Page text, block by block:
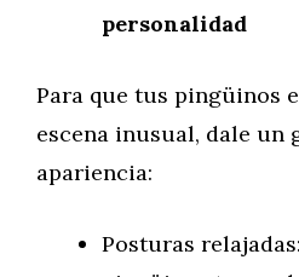
personalidad
Para que tus pingüinos
escena inusual, dale un
apariencia:
Posturas